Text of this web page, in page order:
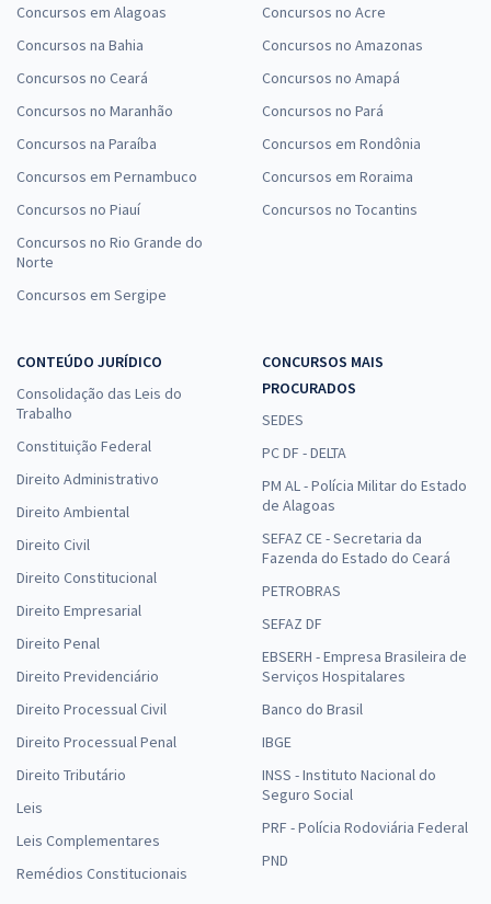
Concursos em Alagoas
Concursos na Bahia
Concursos no Ceará
Concursos no Maranhão
Concursos na Paraíba
Concursos em Pernambuco
Concursos no Piauí
Concursos no Rio Grande do
Norte
Concursos em Sergipe
Concursos no Acre
Concursos no Amazonas
Concursos no Amapá
Concursos no Pará
Concursos em Rondônia
Concursos em Roraima
Concursos no Tocantins
CONTEÚDO JURÍDICO
Consolidação das Leis do
Trabalho
Constituição Federal
Direito Administrativo
Direito Ambiental
Direito Civil
Direito Constitucional
Direito Empresarial
Direito Penal
Direito Previdenciário
Direito Processual Civil
Direito Processual Penal
Direito Tributário
Leis
Leis Complementares
Remédios Constitucionais
CONCURSOS MAIS
PROCURADOS
SEDES
PC DF - DELTA
PM AL - Polícia Militar do Estado
de Alagoas
SEFAZ CE - Secretaria da
Fazenda do Estado do Ceará
PETROBRAS
SEFAZ DF
EBSERH - Empresa Brasileira de
Serviços Hospitalares
Banco do Brasil
IBGE
INSS - Instituto Nacional do
Seguro Social
PRF - Polícia Rodoviária Federal
PND